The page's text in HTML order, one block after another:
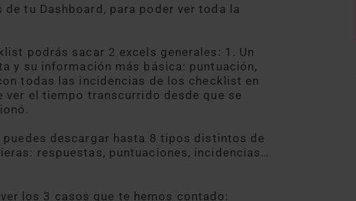
tu Dashboard, para poder ver toda la
podrás sacar 2 excels generales: 1. Un
y su información más básica: puntuación,
todas las incidencias de los checklist en
ver el tiempo transcurrido desde que se
descargar hasta 8 tipos distintos de
respuestas, puntuaciones, incidencias…
los 3 casos que te hemos contado: